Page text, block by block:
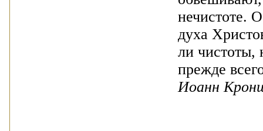
нечистоте.
духа
ли чистоты,
прежде
Иоанн